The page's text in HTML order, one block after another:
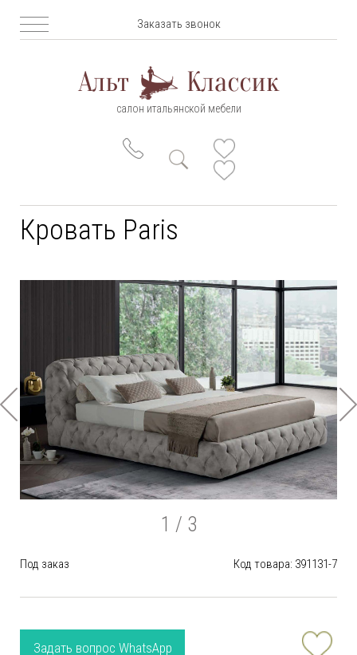
Заказать звонок
салон итальянской мебели
1 / 3
Кровать Paris
Под заказ Код товара: 391131-7
Задать вопрос WhatsApp